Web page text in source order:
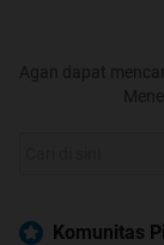
Agan dapat
Komunitas